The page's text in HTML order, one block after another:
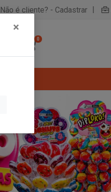
Não é cliente? - Cadastrar |
0
×